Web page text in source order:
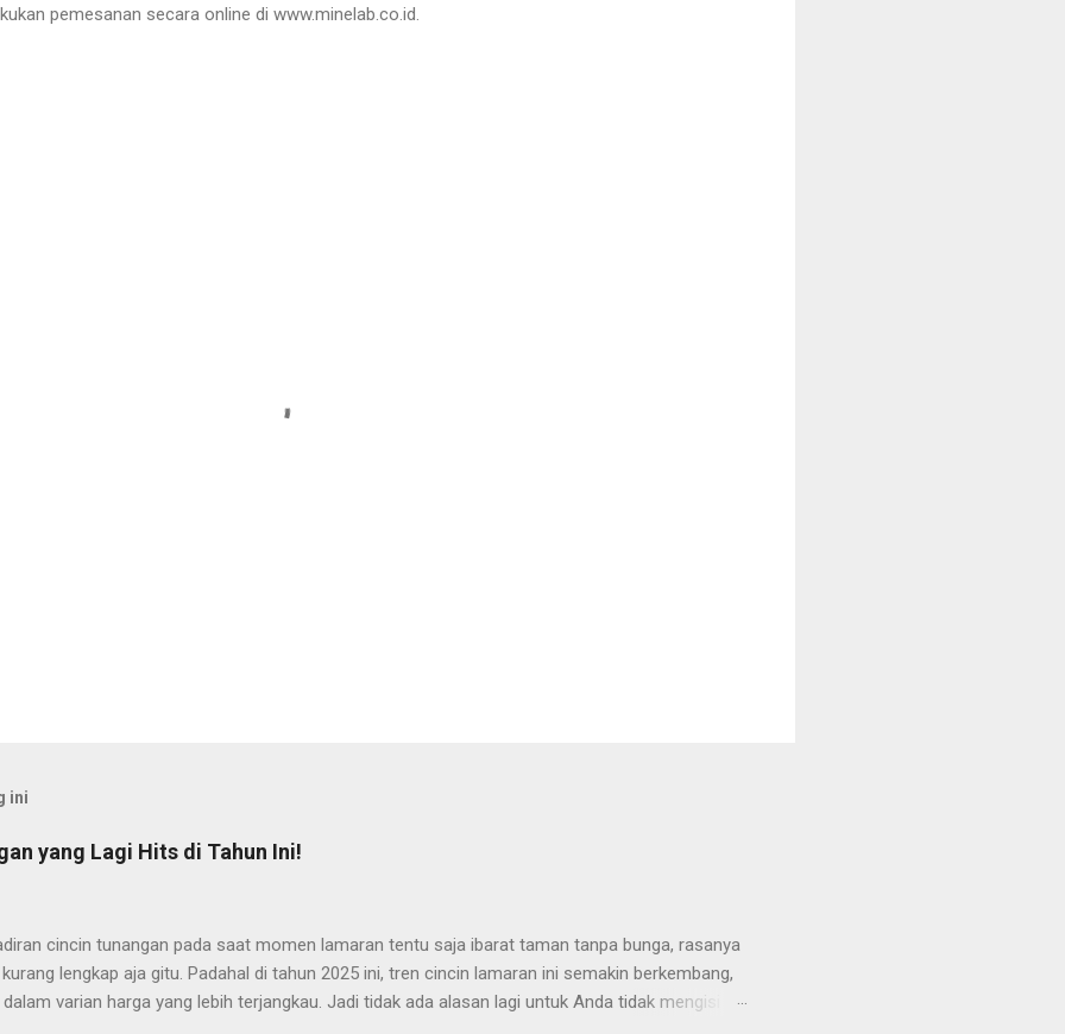
pemesanan secara online di www.minelab.co.id.
ini
yang Lagi Hits di Tahun Ini!
cincin tunangan pada saat momen lamaran tentu saja ibarat taman tanpa bunga, rasanya
lengkap aja gitu. Padahal di tahun 2025 ini, tren cincin lamaran ini semakin berkembang,
varian harga yang lebih terjangkau. Jadi tidak ada alasan lagi untuk Anda tidak mengisi